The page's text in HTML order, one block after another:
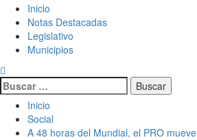
Inicio
Notas Destacadas
Legislativo
Municipios
Inicio
Social
A 48 horas del Mundial, el PRO